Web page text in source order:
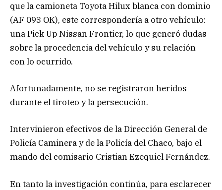
que la camioneta Toyota Hilux blanca con dominio
(AF 093 OK), este correspondería a otro vehículo:
una Pick Up Nissan Frontier, lo que generó dudas
sobre la procedencia del vehículo y su relación
con lo ocurrido.
Afortunadamente, no se registraron heridos
durante el tiroteo y la persecución.
Intervinieron efectivos de la Dirección General de
Policía Caminera y de la Policía del Chaco, bajo el
mando del comisario Cristian Ezequiel Fernández.
En tanto la investigación continúa, para esclarecer